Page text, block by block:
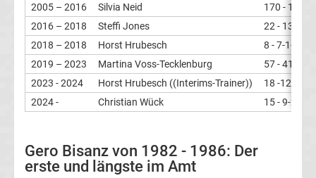
Alle
DDR-
Trainer
der
Nationalmannschaft
2005 – 2016
Silvia Neid
170 - 133-
2016 – 2018
Steffi Jones
22 - 13-4-5
2018 – 2018
Horst Hrubesch
8 - 7-1-0
2019 – 2023
Martina Voss-Tecklenburg
57 - 41-5-11
2023 - 2024
Horst Hrubesch ((Interims-Trainer))
18 -12-2-4
2024 -
Christian Wück 15 - 9-2-4
Gero Bisanz von 1982 - 1986: Der
erste und längste im Amt